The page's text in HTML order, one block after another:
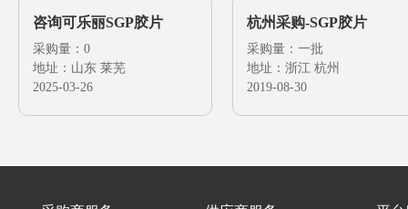
咨询可乐丽SGP胶片
采购量：0
地址：山东 莱芜
2025-03-26
杭州采购-SGP胶片
采购量：一批
地址：浙江 杭州
2019-08-30